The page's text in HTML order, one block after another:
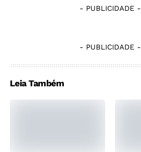
- PUBLICIDADE -
- PUBLICIDADE -
Leia Também